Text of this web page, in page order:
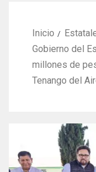
Inicio
Gobierno del
millones de
Tenango del